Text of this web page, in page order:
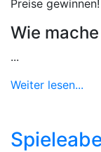
Preise gewinnen!
Wie
...
Weiter lesen...